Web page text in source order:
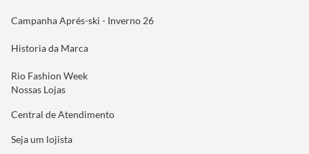
Campanha Aprés-ski - Inverno 26
Historia da Marca
Rio Fashion Week
Nossas Lojas
Central de Atendimento
Seja um lojista